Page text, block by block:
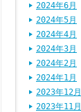
2024年6月
2024年5月
2024年4月
2024年3月
2024年2月
2024年1月
2023年12月
2023年11月